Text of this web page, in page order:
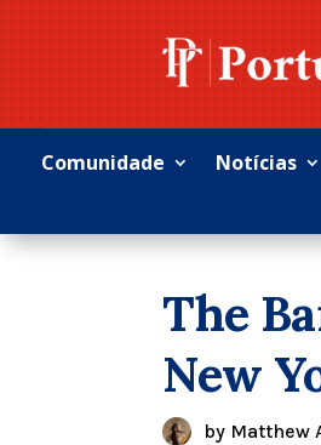
Comunidade Notícias
The
New
by Matthew